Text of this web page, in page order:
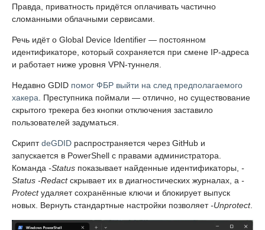
Правда, приватность придётся оплачивать частично
сломанными облачными сервисами.
Речь идёт о Global Device Identifier — постоянном
идентификаторе, который сохраняется при смене IP-адреса
и работает ниже уровня VPN-туннеля.
Недавно GDID помог ФБР выйти на след предполагаемого
хакера . Преступника поймали — отлично, но существование
скрытого трекера без кнопки отключения заставило
пользователей задуматься.
СкриптdeGDID распространяется через GitHub и
запускается в PowerShell с правами администратора.
Команда -Status показывает найденные идентификаторы, -
Status -Redactскрывает их в диагностических журналах, а -
Protectудаляет сохранённые ключи и блокирует выпуск
новых. Вернуть стандартные настройки позволяет-Unprotect.